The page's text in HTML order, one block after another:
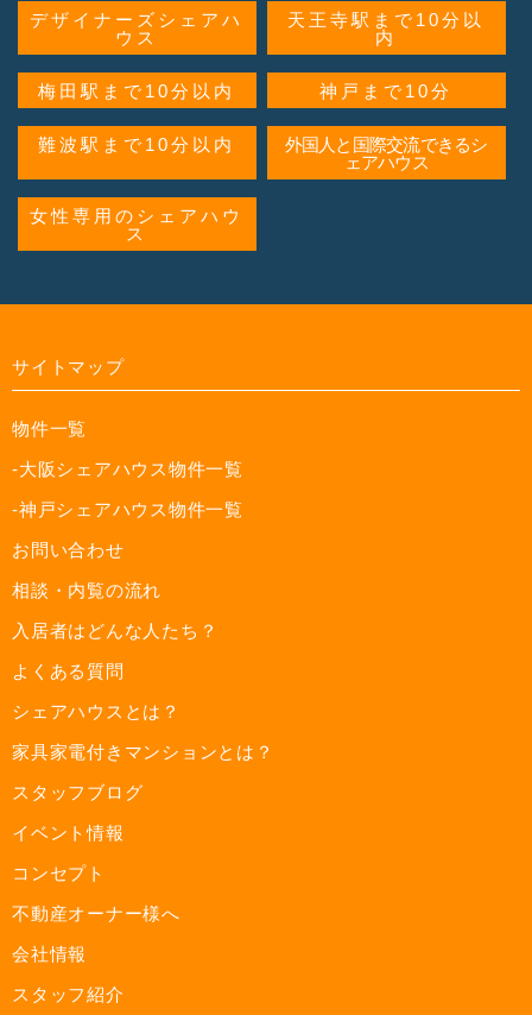
デザイナーズシェアハ
ウス
天王寺駅まで10分以
内
梅田駅まで10分以内 神戸まで10分
難波駅まで10分以内
外国人と国際交流できるシ
ェアハウス
女性専用のシェアハウ
ス
サイトマップ
物件一覧
-大阪シェアハウス物件一覧
-神戸シェアハウス物件一覧
お問い合わせ
相談・内覧の流れ
入居者はどんな人たち？
よくある質問
シェアハウスとは？
家具家電付きマンションとは？
スタッフブログ
イベント情報
コンセプト
不動産オーナー様へ
会社情報
スタッフ紹介